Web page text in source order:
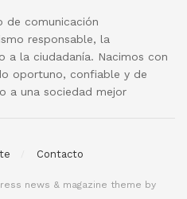
de comunicación
responsable, la
a la ciudadanía. Nacimos con
oportuno, confiable y de
a una sociedad mejor
Contacto
news & magazine theme by